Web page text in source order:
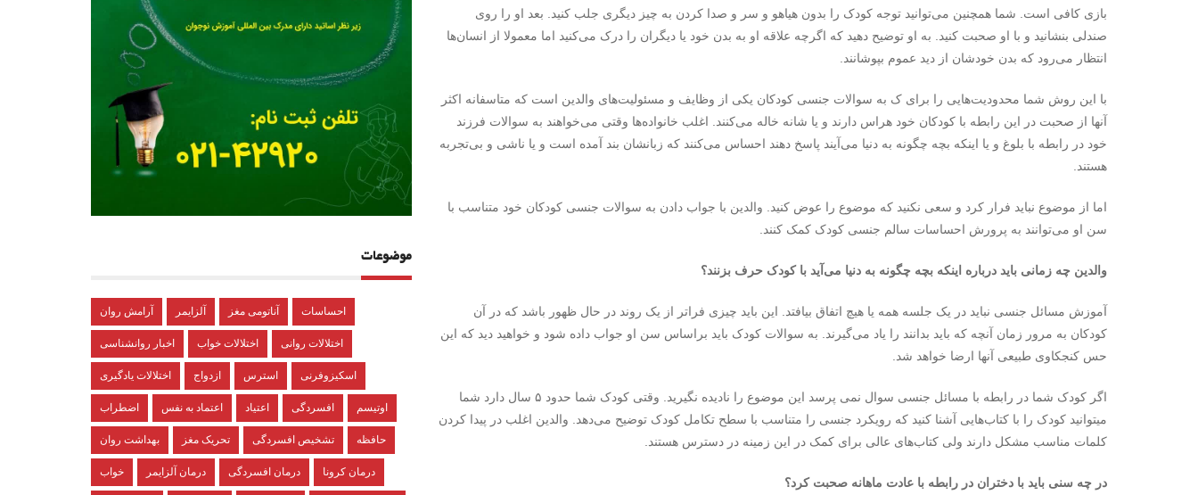
بازی کافی است. شما همچنین می‌توانید توجه کودک را بدون‌‌ هیاهو و سر و صدا کردن به چیز دیگری جلب کنید. بعد او را روی
صندلی بنشانید و با او صحبت کنید. به او توضیح دهید که اگرچه علاقه او به بدن خود یا دیگران را درک می‌‌کنید اما معمولا از انسان‌‌ها
انتظار می‌‌رود که بدن خودشان از دید عموم بپوشانند.
با این روش شما محدودیت‌هایی را برای ک به سوالات جنسی کودکان یکی از وظایف و مسئولیت‌‌های والدین است که متاسفانه اکثر
آنها از صحبت در این رابطه با کودکان خود هراس دارند و یا شانه خاله می‌کنند. اغلب خانواده‌ها وقتی می‌خواهند به سوالات فرزند
خود در رابطه با بلوغ و یا اینکه بچه چگونه به دنیا می‌‌آیند پاسخ دهند احساس می‌کنند که زبانشان بند آمده است و یا ناشی و بی‌تجربه
هستند.
اما از موضوع نباید فرار کرد و سعی نکنید که موضوع را عوض کنید. والدین با جواب دادن به سوالات جنسی کودکان خود متناسب با
سن او می‌توانند به پرورش احساسات سالم جنسی کودک کمک کنند.
والدین چه زمانی باید درباره اینکه بچه چگونه به دنیا می‌‌آید با کودک حرف بزنند؟
آموزش مسائل جنسی نباید در یک جلسه همه یا هیچ اتفاق بیافتد. این باید چیزی فراتر از یک روند در حال ظهور باشد که در آن
کودکان به مرور زمان آنچه که باید بدانند را یاد می‌گیرند. به سوالات کودک باید براساس سن او جواب داده شود و خواهید دید که این
حس کنجکاوی طبیعی آنها ارضا خواهد شد.
اگر کودک شما در رابطه با مسائل جنسی سوال نمی پرسد این موضوع را نادیده نگیرید. وقتی کودک شما حدود ۵ سال دارد شما
میتوانید کودک را با کتاب‌‌هایی آشنا کنید که رویکرد جنسی را متناسب با سطح تکامل کودک توضیح می‌‌دهد. والدین اغلب در پیدا کردن
کلمات مناسب مشکل دارند ولی کتاب‌‌های عالی برای کمک در این زمینه در دسترس هستند.
در چه سنی باید با دختران در رابطه با عادت ماهانه صحبت کرد؟
موضوعات
آرامش روان آلزایمر آناتومی مغز احساسات
اخبار روانشناسی اختلالات خواب اختلالات روانی
اختلالات یادگیری ازدواج استرس اسکیزوفرنی
اضطراب اعتماد به نفس اعتیاد افسردگی اوتیسم
بهداشت روان تحریک مغز تشخیص افسردگی حافظه
خواب درمان آلزایمر درمان افسردگی درمان کرونا